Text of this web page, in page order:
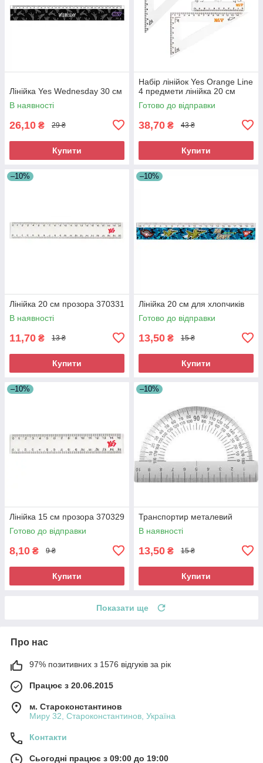
Лінійка Yes Wednesday 30 см
В наявності
26,10 ₴ 29 ₴
Купити
Набір лінійок Yes Orange Line
4 предмети лінійка 20 см
Готово до відправки
38,70 ₴ 43 ₴
Купити
–10%
Лінійка 20 см прозора 370331
В наявності
11,70 ₴ 13 ₴
Купити
–10%
Лінійка 20 см для хлопчиків
Готово до відправки
13,50 ₴ 15 ₴
Купити
–10%
Лінійка 15 см прозора 370329
Готово до відправки
8,10 ₴ 9 ₴
Купити
–10%
Транспортир металевий
В наявності
13,50 ₴ 15 ₴
Купити
Показати ще
Про нас
97% позитивних з 1576 відгуків за рік
Працює з 20.06.2015
м. Староконстантинов
Миру 32, Староконстантинов, Україна
Контакти
Сьогодні працює з 09:00 до 19:00